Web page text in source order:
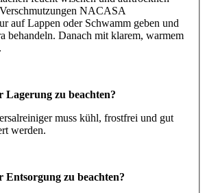
NACASA
auf Lappen oder Schwamm geben und
behandeln. Danach mit klarem, warmem
Lagerung zu beachten?
muss kühl, frostfrei und gut
werden.
Entsorgung zu beachten?